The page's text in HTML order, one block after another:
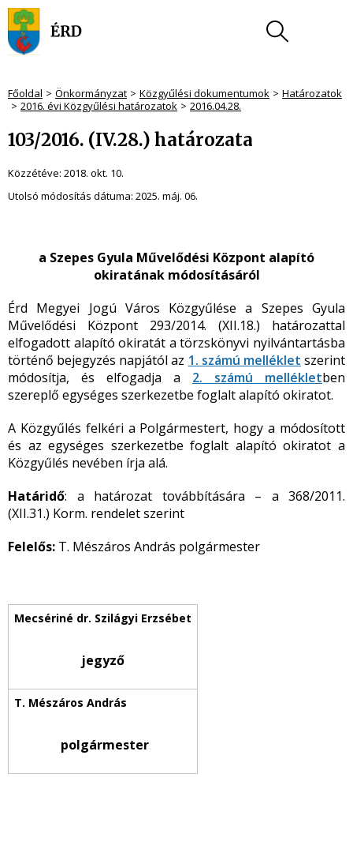
Főoldal Önkormányzat Közgyűlési dokumentumok
Határozatok
2016. évi Közgyűlési határozatok
2016.04.28.
103/2016. (IV.28.) határozata
Közzétéve: 2018. okt. 10.
Utolsó módosítás dátuma: 2025. máj. 06.
a Szepes Gyula Művelődési Központ alapító
okiratának módosításáról
Érd Megyei Jogú Város Közgyűlése a Szepes Gyula
Művelődési Központ 293/2014. (XII.18.) határozattal
elfogadott alapító okiratát a törzskönyvi nyilvántartásba
történő bejegyzés napjától az 1. számú melléklet szerint
módosítja, és elfogadja a 2. számú mellékletben
szereplő egységes szerkezetbe foglalt alapító okiratot.
A Közgyűlés felkéri a Polgármestert, hogy a módosított
és az egységes szerkezetbe foglalt alapító okiratot a
Közgyűlés nevében írja alá.
Határidő: a határozat továbbítására – a 368/2011.
(XII.31.) Korm. rendelet szerint
Felelős: T. Mészáros András polgármester
jegyző
polgármester